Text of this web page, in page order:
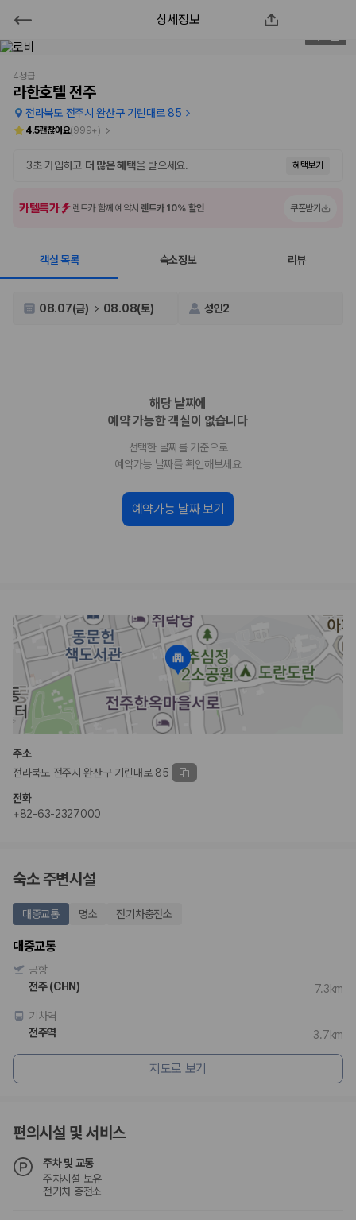
라한호텔 전주
2000만 이용고객이 선택한 제주 렌트카 가격비교 플랫폼
제주렌트카 가격비교는 카모아에서 한 번에
제주도 렌트카는 업체마다 차량 가격, 보험 조건, 면책금, 보상 한도, 인수
장소, 취소 규정이 다릅니다. 카모아는 여러 제주 렌트카 업체의 조건을 한
경차, 소형, 준중형, 중형, SUV, 승합차 등 여행
인원에 맞는 차종별 가격을 비교합니다.
제주공항 인수 조건 비교: 셔틀 이동, 인수 위치, 반납 편의성을 함께
비교 후 원하는 차량을 바로 예약할 수 있습니다.
제주렌트카 실시간 가격비교 바로가기
제주렌트카 최저가는 차량 기본요금만으로 판단하기 어렵습니다. 보험 포
함 여부, 면책금, 보상 한도, 옵션 비용, 취소 수수료를 함께 확인해야 실제
로 저렴한 차량을 고를 수 있습니다.
2. 보험 조건은 가격만큼 중요합니다
완전자차와 슈퍼자차는 업체별 보장 범위가 다를 수 있습니다. 카모아에서
는 제주 렌트카 가격과 함께 보험 조건을 비교해 여행 스타일에 맞는 보장
수준을 선택할 수 있습니다.
3. 제주공항 접근성과 셔틀 조건을 함께 확인하세요
제주 렌트카는 차량 인수 위치와 셔틀 편의성에 따라 실제 이용 만족도가
제주도 렌트카 차종별 가격비교
경차·소형차
혼자 또는 2인 여행에 적합하며 제주 렌트카 최저가를 찾는 사용자
가 가장 먼저 비교하는 차종입니다.
준중형·중형차
커플·친구 여행에서 많이 선택되며 가격과 승차감의 균형이 좋은 차
종입니다.
가족 여행, 짐이 많은 여행, 장거리 이동에 적합하며 보험 조건과 차
량 연식을 함께 비교하는 것이 좋습니다.
단체 여행이나 4인 이상 가족 여행에 적합하며 인원수, 짐 공간, 보
험 조건을 함께 확인해야 합니다.
니다
동일한 차량이라도 보험 조건에 따라 실제 부담 금액이 달라질 수 있습니
다. 카모아는 제주 렌트카 가격뿐 아니라 일반자차, 완전자차, 슈퍼자차 조
건을 함께 확인할 수 있도록 돕습니다.
상세정보
4성급
라한호텔 전주
전라북도 전주시 완산구 기린대로 85
4.5괜찮아요(999+)
3초 가입하고 더 많은 혜택을 받으세요. 혜택보기
카텔특가 렌트카 함께 예약시렌트카 10% 할인 쿠폰받기
객실 목록 숙소정보 리뷰
08.07(금) 08.08(토) 성인2
해당 날짜에
예약 가능한 객실이 없습니다
선택한 날짜를 기준으로
예약가능 날짜를 확인해보세요
예약가능 날짜 보기
주소
전라북도 전주시 완산구 기린대로 85
전화
+82-63-2327000
숙소 주변시설
대중교통 명소 전기차충전소
대중교통
공항
전주 (CHN)
7.3km
기차역
전주역
3.7km
지도로 보기
편의시설 및 서비스
주차 및 교통
주차시설 보유
전기차 충전소